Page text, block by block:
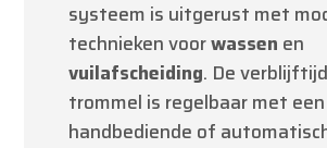
systeem is uitgerust met
technieken voorwassen en
vuilafscheiding. De
trommel is regelbaar met een
handbediende of